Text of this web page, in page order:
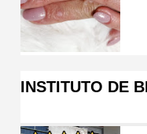
INSTITUTO DE